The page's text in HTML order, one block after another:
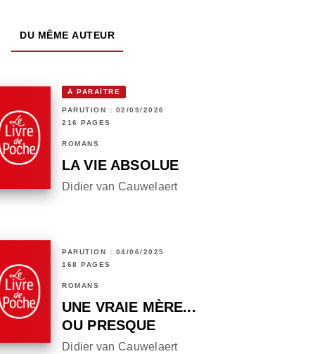
DU MÊME AUTEUR
À PARAÎTRE
PARUTION : 02/09/2026
216 PAGES
ROMANS
LA VIE ABSOLUE
Didier van Cauwelaert
PARUTION : 04/06/2025
168 PAGES
ROMANS
UNE VRAIE MÈRE...
OU PRESQUE
Didier van Cauwelaert